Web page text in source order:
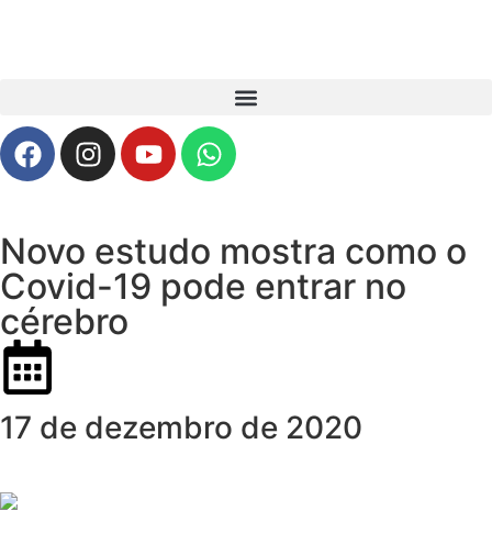
Novo estudo mostra como o
Covid-19 pode entrar no
cérebro
17 de dezembro de 2020